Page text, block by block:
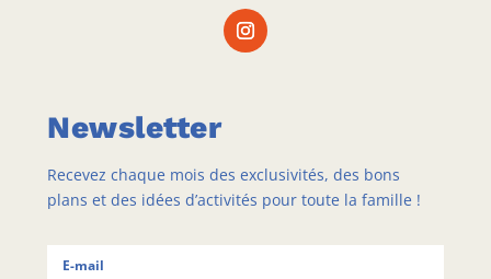
Newsletter
Recevez chaque mois des exclusivités, des bons
plans et des idées d’activités pour toute la famille !